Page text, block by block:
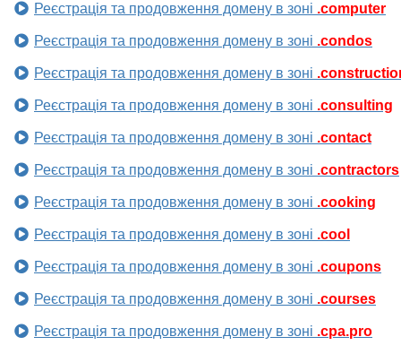
Реєстрація та продовження домену в зоні .computer
Реєстрація та продовження домену в зоні .condos
Реєстрація та продовження домену в зоні
Реєстрація та продовження домену в зоні .consulting
Реєстрація та продовження домену в зоні .contact
Реєстрація та продовження домену в зоні .contractors
Реєстрація та продовження домену в зоні .cooking
Реєстрація та продовження домену в зоні .cool
Реєстрація та продовження домену в зоні .coupons
Реєстрація та продовження домену в зоні .courses
Реєстрація та продовження домену в зоні .cpa.pro